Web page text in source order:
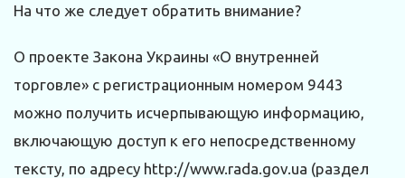
На что же следует обратить внимание?
О проекте Закона Украины «О внутренней
торговле» с регистрационным номером 9443
можно получить исчерпывающую информацию,
включающую доступ к его непосредственному
тексту, по адресу http://www.rada.gov.ua (раздел